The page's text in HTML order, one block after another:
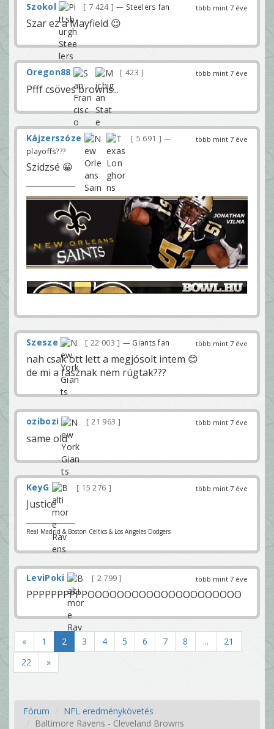
több mint 7 éve
Szokol 7 424 — Steelers fan
Szar ez a Mayfield 😉
több mint 7 éve
Oregon88 423
Pfff csöves browns...
több mint 7 éve
Kájzerszóze 5 691
—
playoffs???
Szidzsé 😀
több mint 7 éve
Szesze 22 003 — Giants fan
nah csak ott lett a megjósolt intem 😊
de mi a fasznak nem rúgtak???
több mint 7 éve
ozibozi 21 963
same old
több mint 7 éve
KeyG 15 276
Justice
Real Madrid & Boston Celtics & Los Angeles Dodgers
több mint 7 éve
LeviPoki 2 799
PPPPPPPPPPOOOOOOOOOOOOOOOOOOOOO
« 1 2 3 4 5 6 7 8 ...
21
22
»
Fórum
NFL eredménykövetés
Baltimore Ravens - Cleveland Browns